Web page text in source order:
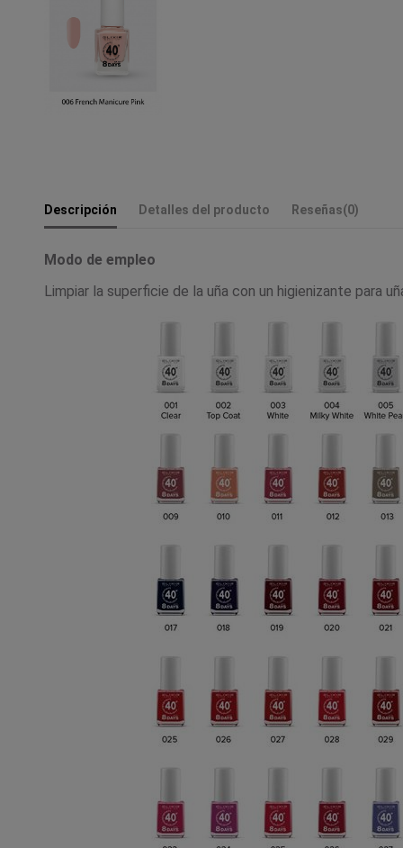
Descripción Detalles del producto Reseñas(0)
Modo de empleo
Limpiar la superficie de la uña con un higienizante para